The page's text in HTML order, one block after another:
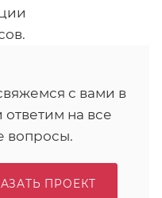
с вами в
на все
вопросы.
ПРОЕКТ